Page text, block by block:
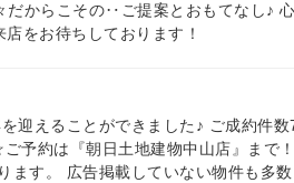
からこその‥ご提案とおもてなし♪
をお待ちしております！
迎えることができました♪ ご成約件
予約は『朝日土地建物中山店』まで
す。 広告掲載していない物件も多